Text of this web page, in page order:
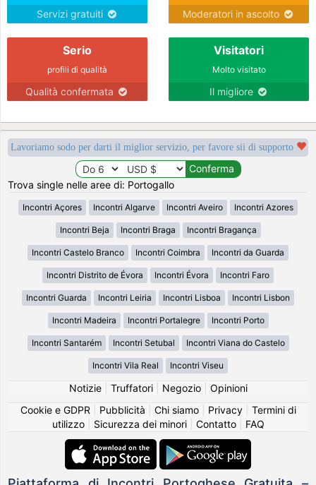
Servizi gratuiti Moderatori in ascolto
Serio
profili di qualità
Qualità confermata
Visitatori
Molto visitato
Il migliore
Lavoriamo sodo per darti il miglior servizio, per favore sii di supporto
Trova single nelle aree di: Portogallo
Incontri Açores Incontri Algarve Incontri Aveiro Incontri Azores
Incontri Beja Incontri Braga Incontri Bragança
Incontri Castelo Branco Incontri Coimbra Incontri da Guarda
Incontri Distrito de Évora Incontri Évora Incontri Faro
Incontri Guarda Incontri Leiria Incontri Lisboa Incontri Lisbon
Incontri Madeira Incontri Portalegre Incontri Porto
Incontri Santarém Incontri Setubal Incontri Viana do Castelo
Incontri Vila Real Incontri Viseu
Notizie| Truffatori| Negozio| Opinioni
Cookie e GDPR
Pubblicità Chi siamo| Privacy| Termini di
utilizzo| Sicurezza dei minori| Contatto| FAQ